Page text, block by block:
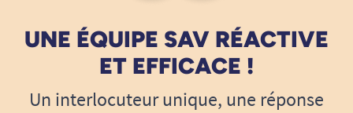
UNE ÉQUIPE SAV RÉACTIVE
ET EFFICACE !
Un interlocuteur unique, une réponse